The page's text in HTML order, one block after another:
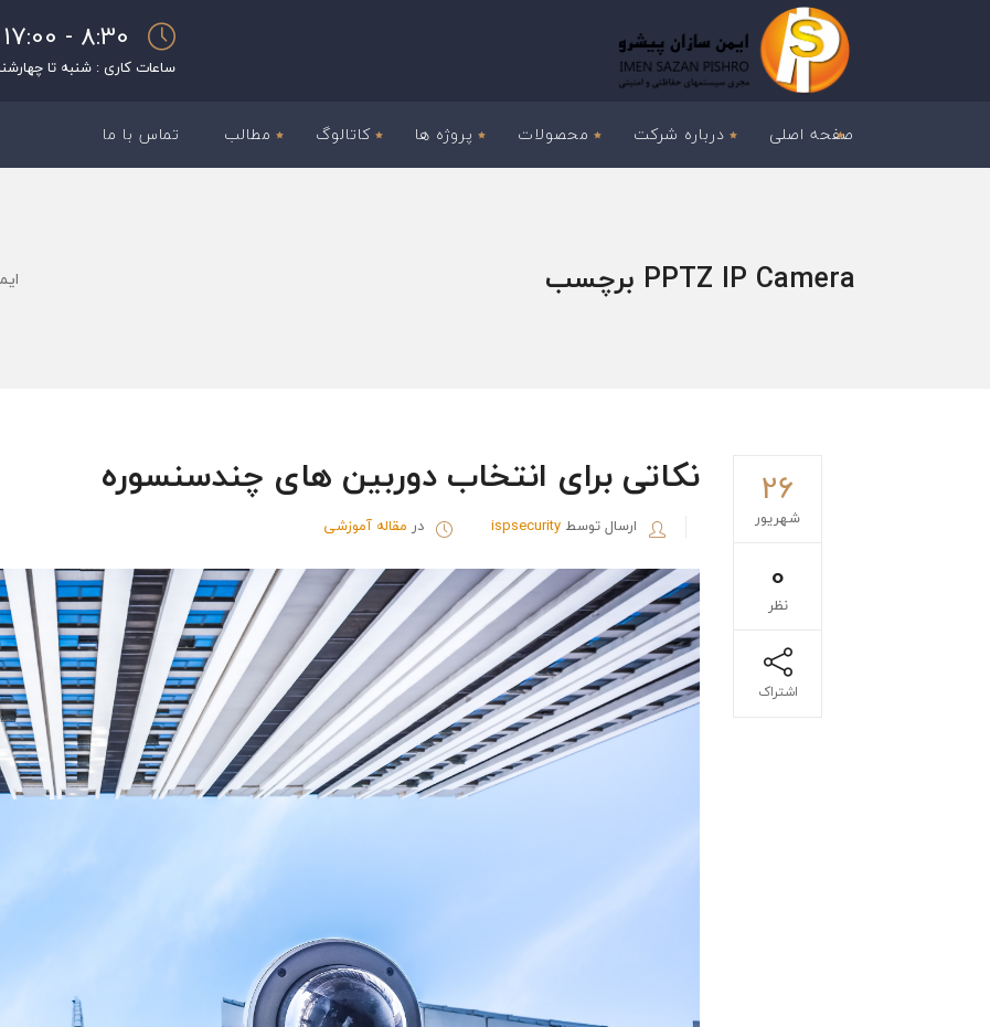
8:30 - 17:00
ساعات کاری : شنبه تا
صفحه اصلی درباره شرکت محصولات پروژه ها کاتالوگ مطالب تماس با ما
PPTZ IP Camera برچسب
26
شهریور
0
نظر
اشتراک
نکاتی برای انتخاب دوربین های چندسنسوره
ارسال توسط ispsecurity در مقاله آموزشی